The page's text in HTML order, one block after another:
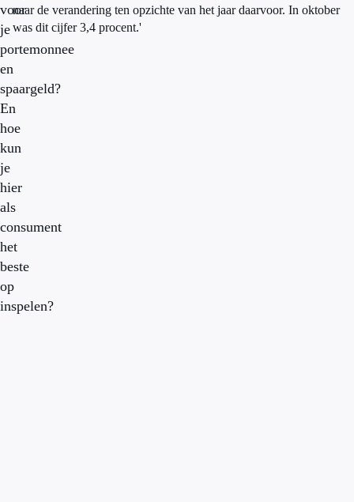
voor
je
portemonnee
en
spaargeld?
En
hoe
kun
je
hier
als
consument
het
beste
op
inspelen?
naar de verandering ten opzichte van het jaar daarvoor. In oktober
was dit cijfer 3,4 procent.'